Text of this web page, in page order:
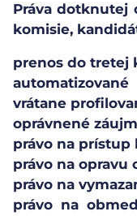
Práva dotknutej
komisie,
prenos do tretej
vrátane
oprávnené
právo na prístup
právo na opravu
právo na
právo na